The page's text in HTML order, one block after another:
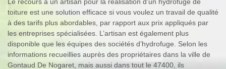
toiture est une solution efficace si vous voulez un travail de qualité
à des tarifs plus abordables, par rapport aux prix appliqués par
les entreprises spécialisées. L’artisan est également plus
disponible que les équipes des sociétés d’hydrofuge. Selon les
informations recueillies auprès des propriétaires dans la ville de
Gontaud De Nogaret, mais aussi dans tout le 47400, ils